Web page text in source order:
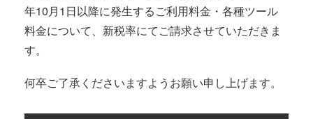
年10月1日以降に発生するご利用料金・各種ツール
料金について、新税率にてご請求させていただきま
す。
何卒ご了承くださいますようお願い申し上げます。